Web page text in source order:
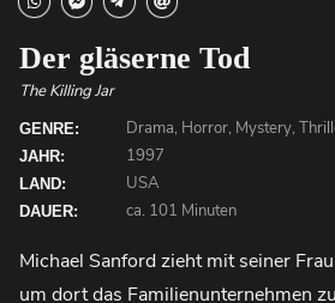
Der gläserne Tod
The Killing Jar
GENRE: Drama, Horror, Mystery,
JAHR: 1997
LAND: USA
DAUER: ca. 101 Minuten
Michael Sanford zieht mit seiner
um dort das Familienunternehmen